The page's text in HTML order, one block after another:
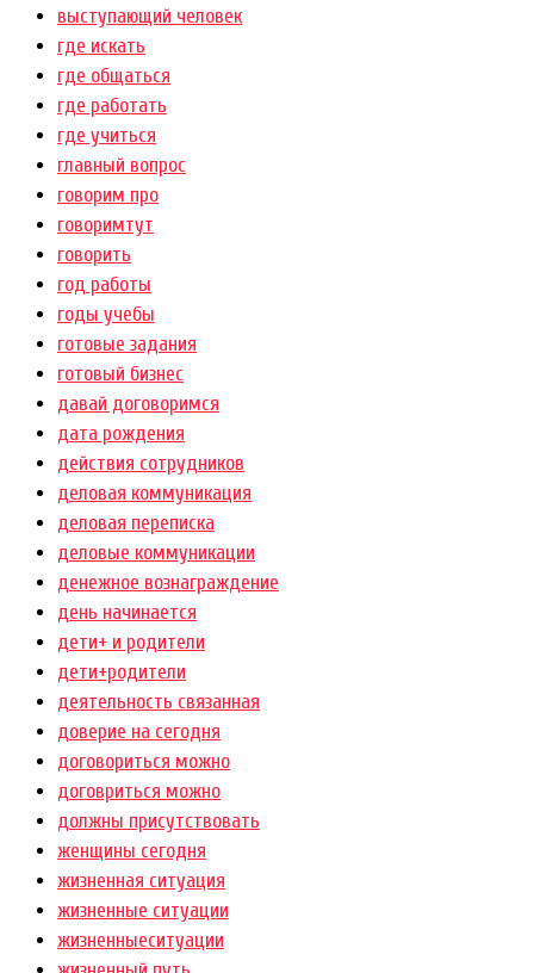
выступающий человек
где искать
где общаться
где работать
где учиться
главный вопрос
говорим про
говоримтут
говорить
год работы
годы учебы
готовые задания
готовый бизнес
давай договоримся
дата рождения
действия сотрудников
деловая коммуникация
деловая переписка
деловые коммуникации
денежное вознаграждение
день начинается
дети+ и родители
дети+родители
деятельность связанная
доверие на сегодня
договориться можно
договриться можно
должны присутствовать
женщины сегодня
жизненная ситуация
жизненные ситуации
жизненныеситуации